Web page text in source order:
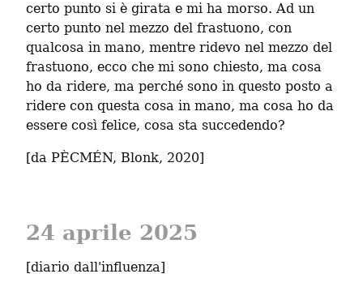
certo punto si è girata e mi ha morso. Ad un
certo punto nel mezzo del frastuono, con
qualcosa in mano, mentre ridevo nel mezzo del
frastuono, ecco che mi sono chiesto, ma cosa
ho da ridere, ma perché sono in questo posto a
ridere con questa cosa in mano, ma cosa ho da
essere così felice, cosa sta succedendo?
[da PÈCMÉN, Blonk, 2020]
24 aprile 2025
[diario dall'influenza]